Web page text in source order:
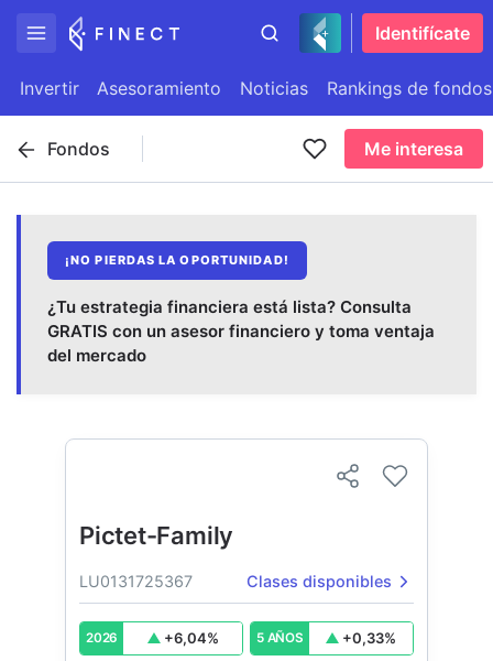
Identifícate
Invertir Asesoramiento Noticias Rankings de fondos
Fondos Me interesa
¡NO PIERDAS LA OPORTUNIDAD!
¿Tu estrategia financiera está lista? Consulta
GRATIS con un asesor financiero y toma ventaja
del mercado
Pictet-Family
LU0131725367 Clases disponibles
2026 +6,04% 5 AÑOS +0,33%